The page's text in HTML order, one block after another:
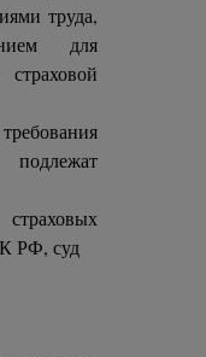
труда,
для
РФ, суд